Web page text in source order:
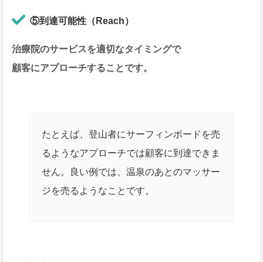
⑤到達可能性（Reach）
治療院のサービスを適切なタイミングで
顧客にアプローチすることです。
たとえば、登山者にサーフィンボードを売
るようなアプローチでは顧客に到達できま
せん。良い例では、温泉のあとのマッサー
ジを売るようなことです。